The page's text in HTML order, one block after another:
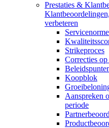
Prestaties &
verbeteren
Strikeproces
Correcties
Koopblok
Aanspreken
periode